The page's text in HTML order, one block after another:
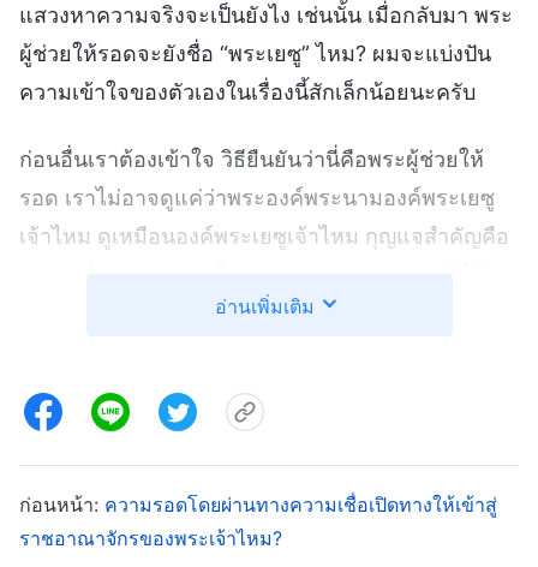
แสวงหาความจริงจะเป็นยังไง เช่นนั้น เมื่อกลับมา พระ
ผู้ช่วยให้รอดจะยังชื่อ “พระเยซู” ไหม? ผมจะแบ่งปัน
ความเข้าใจของตัวเองในเรื่องนี้สักเล็กน้อยนะครับ
ก่อนอื่นเราต้องเข้าใจ วิธียืนยันว่านี่คือพระผู้ช่วยให้
รอด เราไม่อาจดูแค่ว่าพระองค์พระนามองค์พระเยซู
เจ้าไหม ดูเหมือนองค์พระเยซูเจ้าไหม กุญแจสำคัญคือ
หรือไม่ ทรงช่วยมนุษย์ ให้รอดได้ไหม ตราบใดที่
และทรงงานช่วยมนุษย์ให้รอดได้ พระองค์จะถูกเรียก
ยังไง หรือทรงดูธรรมดาแค่ไหนก็ไม่สำคัญ เราแน่ใจ
ได้ว่านี่คือพระเจ้าในร่างมนุษย์ องค์พระเยซูเจ้าผู้ทรง
กลับมา พระองค์คือพระผู้ช่วยให้รอด หากเรายึดตามพ
ระนาม หรือลักษณะภายนอกของพระองค์ ก็จะทำ
อ่านเพิ่มเติม
ก่อนหน้า: ความรอดโดยผ่านทางความเชื่อเปิดทางให้เข้าสู่
ราชอาณาจักรของพระเจ้าไหม?